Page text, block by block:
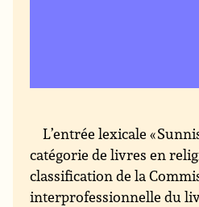
L’entrée lexicale «
catégorie de livres en
classification de la
interprofessionnelle du